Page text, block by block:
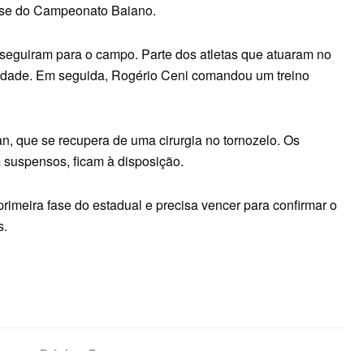
do Campeonato Baiano.
para o campo. Parte dos atletas que atuaram no
Em seguida, Rogério Ceni comandou um treino
que se recupera de uma cirurgia no tornozelo. Os
ficam à disposição.
fase do estadual e precisa vencer para confirmar o